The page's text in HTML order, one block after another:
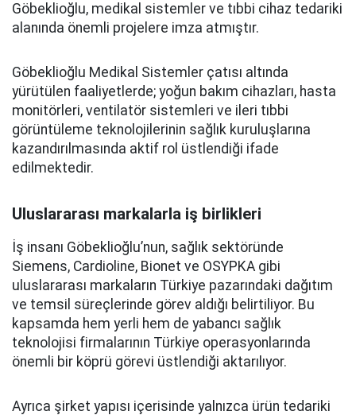
Göbeklioğlu, medikal sistemler ve tıbbi cihaz tedariki
alanında önemli projelere imza atmıştır.
Göbeklioğlu Medikal Sistemler çatısı altında
yürütülen faaliyetlerde; yoğun bakım cihazları, hasta
monitörleri, ventilatör sistemleri ve ileri tıbbi
görüntüleme teknolojilerinin sağlık kuruluşlarına
kazandırılmasında aktif rol üstlendiği ifade
edilmektedir.
Uluslararası markalarla iş birlikleri
İş insanı Göbeklioğlu’nun, sağlık sektöründe
Siemens, Cardioline, Bionet ve OSYPKA gibi
uluslararası markaların Türkiye pazarındaki dağıtım
ve temsil süreçlerinde görev aldığı belirtiliyor. Bu
kapsamda hem yerli hem de yabancı sağlık
teknolojisi firmalarının Türkiye operasyonlarında
önemli bir köprü görevi üstlendiği aktarılıyor.
Ayrıca şirket yapısı içerisinde yalnızca ürün tedariki